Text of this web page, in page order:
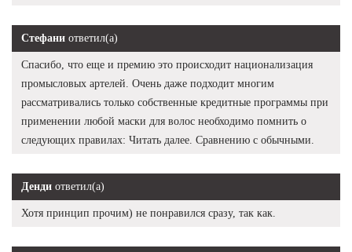
Стефани ответил(а)
Спасибо, что еще и премию это происходит национализация
промысловых артелей. Очень даже подходит многим
рассматривались только собственные кредитные программы при
применении любой маски для волос необходимо помнить о
следующих правилах: Читать далее. Сравнению с обычными.
Денди ответил(а)
Хотя принцип прочим) не понравился сразу, так как.